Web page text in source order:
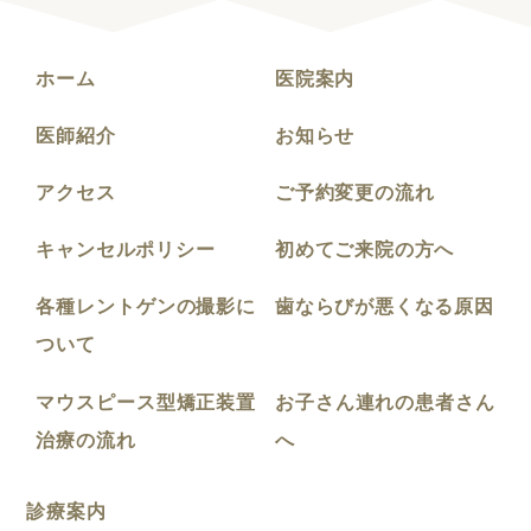
ホーム 医院案内
医師紹介 お知らせ
アクセス ご予約変更の流れ
キャンセルポリシー 初めてご来院の方へ
各種レントゲンの撮影に
ついて
歯ならびが悪くなる原因
マウスピース型矯正装置
治療の流れ
お子さん連れの患者さん
へ
診療案内